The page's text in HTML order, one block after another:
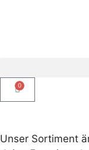
0
Unser Sortiment